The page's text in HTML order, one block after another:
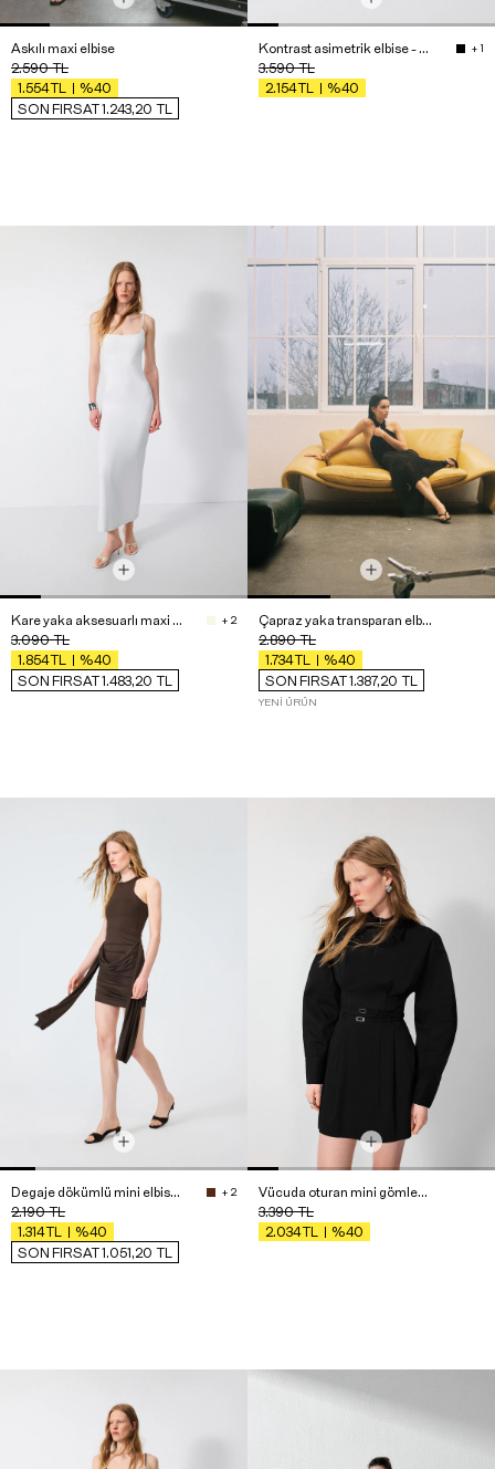
Askılı maxi elbise
2.590TL
1.554TL
%40
SON FIRSAT 1.243,20 TL
Kontrast asimetrik elbise - Premium Edition + 1
3.590TL
2.154TL %40
Kare yaka aksesuarlı maxi elbise + 2
3.090TL
1.854TL
%40
SON FIRSAT 1.483,20 TL
Çapraz yaka transparan elbise
2.890TL
1.734TL
%40
SON FIRSAT 1.387,20 TL
YENI ÜRÜN
Degaje dökümlü mini elbise - Premium Edition + 2
2.190TL
1.314TL
%40
SON FIRSAT 1.051,20 TL
Vücuda oturan mini gömlek elbise
3.390TL
2.034TL %40